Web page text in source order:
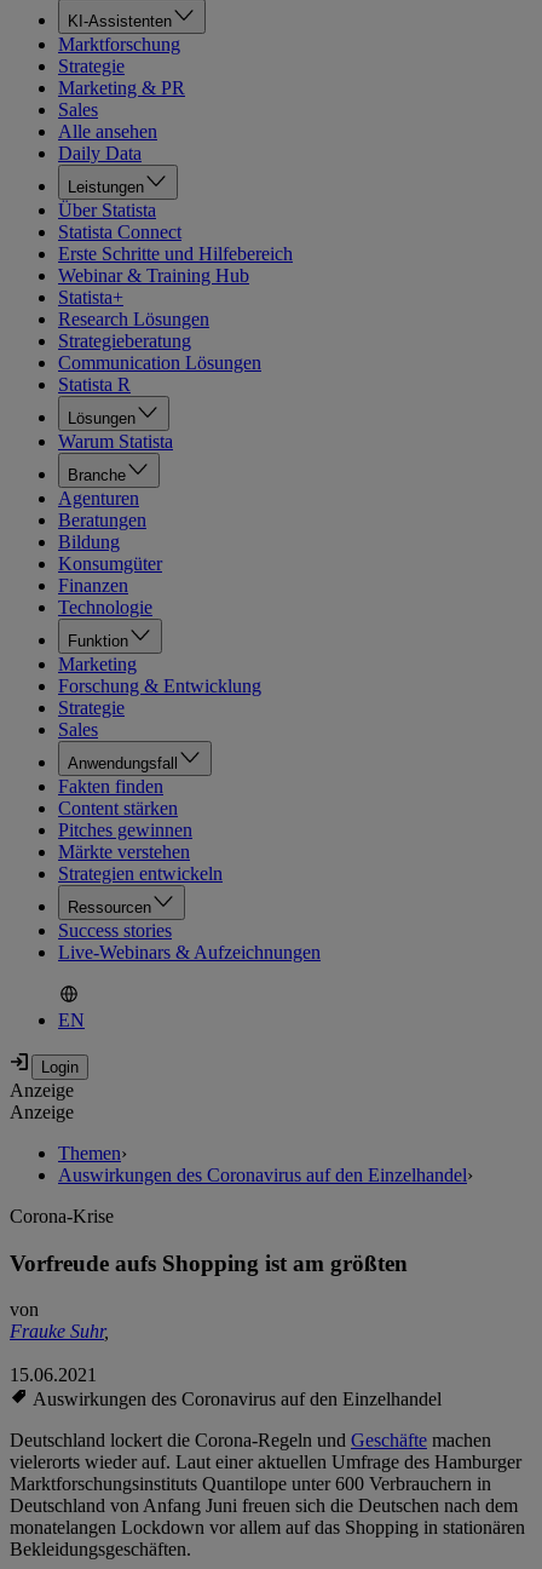
KI-Assistenten
Marktforschung
Strategie
Marketing & PR
Sales
Alle ansehen
Daily Data
Leistungen
Über Statista
Statista Connect
Erste Schritte und Hilfebereich
Webinar & Training Hub
Statista+
Research Lösungen
Strategieberatung
Communication Lösungen
Statista R
Lösungen
Warum Statista
Branche
Agenturen
Beratungen
Bildung
Konsumgüter
Finanzen
Technologie
Funktion
Marketing
Forschung & Entwicklung
Strategie
Sales
Anwendungsfall
Fakten finden
Content stärken
Pitches gewinnen
Märkte verstehen
Strategien entwickeln
Ressourcen
Success stories
Live-Webinars & Aufzeichnungen
EN
Anzeige
Anzeige
Themen›
Auswirkungen des Coronavirus auf den Einzelhandel›
Corona-Krise
Vorfreude aufs Shopping ist am größten
von
Frauke Suhr,
15.06.2021
Auswirkungen des Coronavirus auf den Einzelhandel
Deutschland lockert die Corona-Regeln und Geschäfte machen
vielerorts wieder auf. Laut einer aktuellen Umfrage des Hamburger
Marktforschungsinstituts Quantilope unter 600 Verbrauchern in
Deutschland von Anfang Juni freuen sich die Deutschen nach dem
monatelangen Lockdown vor allem auf das Shopping in stationären
Bekleidungsgeschäften.